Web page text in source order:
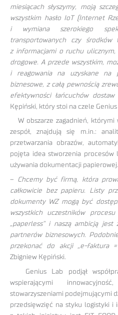
miesiącach słyszymy, moją
wszystkim hasło IoT (Internet
i wymiana szerokiego
transportowanych czy środków
z informacjami o ruchu
drogowe. A przede wszystkim,
i reagowania na uzyskane na
biznesowe, z całą pewnością
efektywności łańcuchów dostaw
Kępiński, który stoi na czele Genius
W obszarze zagadnień, którymi
zespół, znajdują się m.in.:
przetwarzania obrazów,
pojęta idea stworzenia procesów
używania dokumentacji papierowej.
– Chcemy być firmą, która
całkowicie bez papieru. Listy
dokumenty WZ mogą być
wszystkich uczestników
„paperless” i naszą ambicją jest
partnerów biznesowych.
przekonać do akcji „e-faktura =
Zbigniew Kępiński.
Genius Lab podjął
wspierającymi
stowarzyszeniami podejmującymi
przedsięwzięć na styku logistyki i